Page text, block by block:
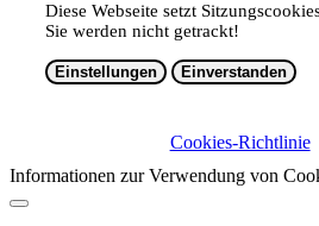
Diese Webseite setzt
Sie werden nicht getrackt!
Einstellungen Einverstanden
Cookies-Richtlinie
Informationen zur Verwendung von